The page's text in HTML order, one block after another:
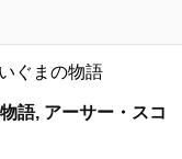
ぐまの物語
語, アーサー・スコ